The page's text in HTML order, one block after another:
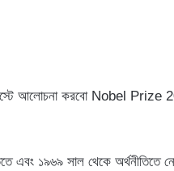
আলোচনা করবো Nobel
এবং ১৯৬৯ সাল থেকে